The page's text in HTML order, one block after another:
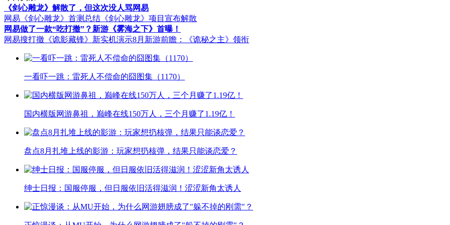
《剑心雕龙》解散了，但这次没人骂网易
网易《剑心雕龙》首测总结 《剑心雕龙》项目宣布解散
网易做了一款“吃打撤”？新游《雾海之下》首曝！
网易搜打撤《诡影藏锋》新实机演示8月新游前瞻：《诡秘之主》领衔
一看吓一跳：雷死人不偿命的囧图集（1170）
国内横版网游鼻祖，巅峰在线150万人，三个月赚了1.19亿！
盘点8月扎堆上线的影游：玩家想扔核弹，结果只能谈恋爱？
绅士日报：国服停服，但日服依旧活得滋润！涩涩新角太诱人